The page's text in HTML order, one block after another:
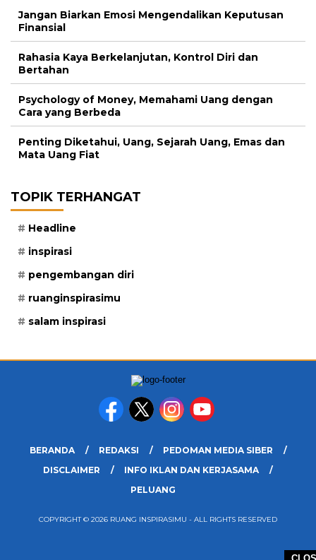
Jangan Biarkan Emosi Mengendalikan Keputusan
Finansial
Rahasia Kaya Berkelanjutan, Kontrol Diri dan
Bertahan
Psychology of Money, Memahami Uang dengan
Cara yang Berbeda
Penting Diketahui, Uang, Sejarah Uang, Emas dan
Mata Uang Fiat
TOPIK TERHANGAT
Headline
inspirasi
pengembangan diri
ruanginspirasimu
salam inspirasi
BERANDA REDAKSI
PEDOMAN MEDIA SIBER
DISCLAIMER
INFO IKLAN DAN KERJASAMA
PELUANG
COPYRIGHT © 2026 RUANG INSPIRASIMU - ALL RIGHTS RESERVED